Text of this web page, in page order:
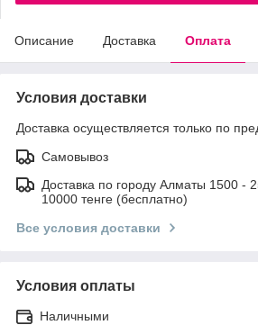
Описание Доставка Оплата
Условия доставки
Доставка осуществляется только по
Самовывоз
Доставка по городу Алматы 1500 -
10000 тенге (бесплатно)
Все условия доставки
Условия оплаты
Наличными